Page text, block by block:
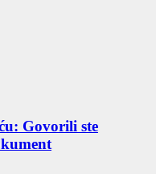
Govorili ste